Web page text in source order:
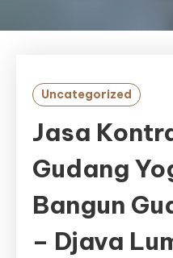
Uncategorized
Jasa
Gudang
Bangun
– Djava